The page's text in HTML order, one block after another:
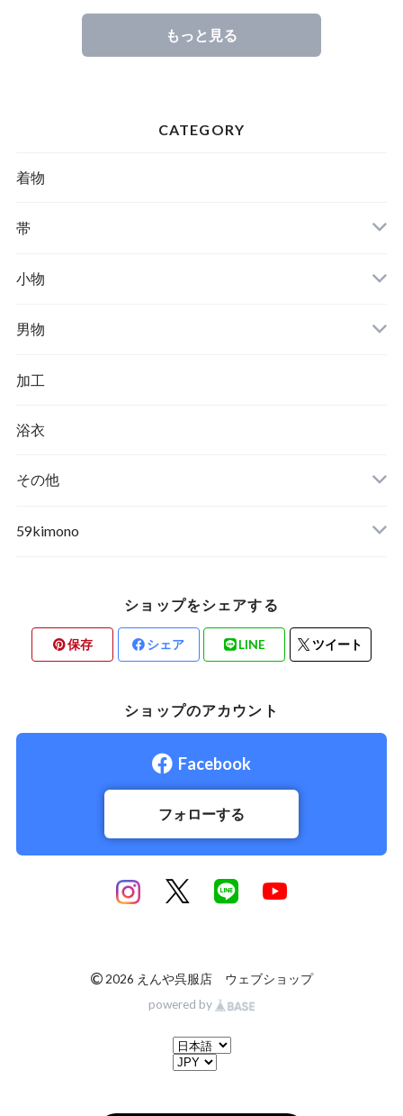
もっと見る
CATEGORY
着物
帯
小物
男物
加工
浴衣
その他
59kimono
ショップをシェアする
保存 シェア LINE ツイート
ショップのアカウント
Facebook
フォローする
© 2026 えんや呉服店 ウェブショップ
powered by